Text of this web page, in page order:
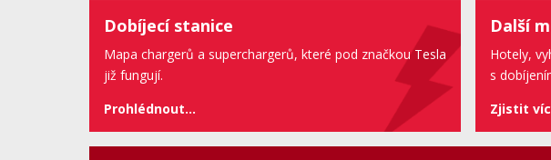
Dobíjecí stanice
Mapa chargerů a superchargerů, které pod značkou Tesla
již fungují.
Prohlédnout...
Další
Hotely,
s
Zjistit